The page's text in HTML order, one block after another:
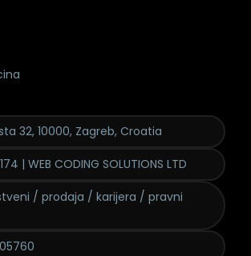
32, 10000, Zagreb, Croatia
| WEB CODING SOLUTIONS LTD
/ prodaja / karijera / pravni